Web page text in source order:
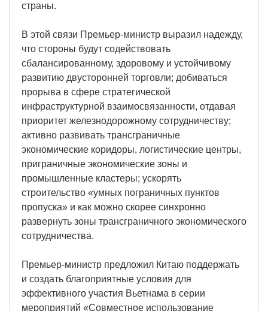
страны.
В этой связи Премьер-министр выразил надежду,
что стороны будут содействовать
сбалансированному, здоровому и устойчивому
развитию двусторонней торговли; добиваться
прорыва в сфере стратегической
инфраструктурной взаимосвязанности, отдавая
приоритет железнодорожному сотрудничеству;
активно развивать трансграничные
экономические коридоры, логистические центры,
приграничные экономические зоны и
промышленные кластеры; ускорять
строительство «умных пограничных пунктов
пропуска» и как можно скорее синхронно
развернуть зоны трансграничного экономического
сотрудничества.
Премьер-министр предложил Китаю поддержать
и создать благоприятные условия для
эффективного участия Вьетнама в серии
мероприятий «Совместное использование